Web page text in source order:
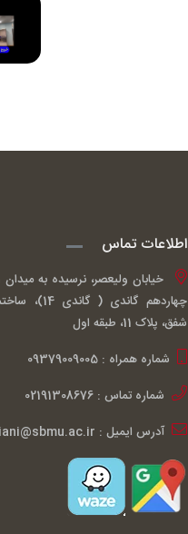
اطلاعات تماس
خیابان ولیعصر، نرسیده به
چهاردهم گاندی (
شفق، پلاک 11، طبقه اول
شماره همراه : 09379009005
شماره تماس : 02191308676
آدرس ایمیل : ardakiani@sbmu.ac.ir